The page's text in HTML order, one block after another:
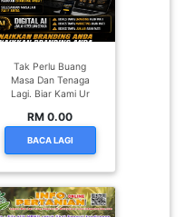
Tak Perlu Buang
Masa Dan Tenaga
Lagi. Biar Kami Ur
RM 0.00
BACA LAGI